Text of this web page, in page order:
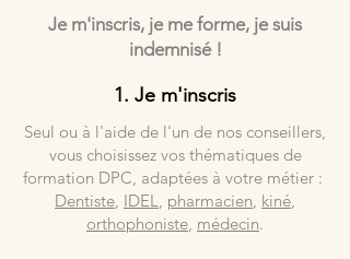
end entier, nos formats sont
flexibles et s'adaptent à votre
emploi du temps.
compenser le temps passé à vous
former. Afin d'évaluer votre
éligibilité, vous pouvez vous
connecter sur votre espace
personnel du DPC ou contacter
l'un de nos conseillers pour être
guidé et accompagné.
Je m'inscris, je me forme, je suis
indemnisé !
1. Je m'inscris
Seul ou à l'aide de l'un de nos conseillers,
vous choisissez vos thématiques de
formation DPC, adaptées à votre métier :
Dentiste IDEL pharmacien kiné
orthophoniste médecin.